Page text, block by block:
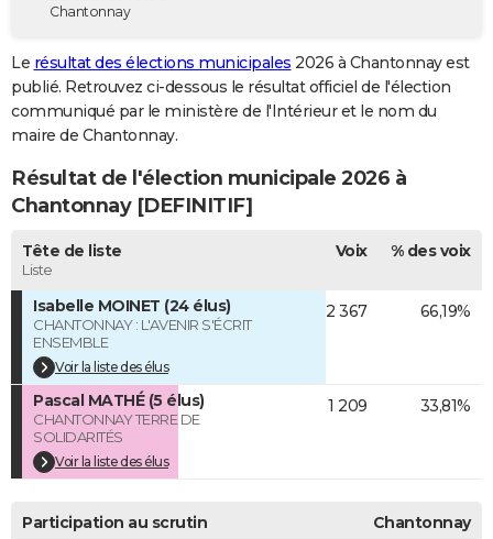
Destinations
City break
Voyage nature
Voyage de noces
Forum
GUIDES D'ACHAT
BONS PLANS
Carte de Noël
Carte Bonne année
Carte Saint-Valentin
Carte Pâques
Carte d'anniversaire
DICTIONNAIRE
Dictionnaire
Biographies
Citations
Expressions
Proverbes
PROGRAMME TV
COPAINS D'AVANT
S'inscrire
Se connecter
Lycées
Collèges
Primaires
Universités
Entreprises
Service militaire
Avis de recherche
AVIS DE DÉCÈS
FORUM
Bricolage
Lifestyle
Culture
Sport
Auto
Television
Voyage
Cinema
Chantonnay
Le résultat des élections municipales 2026 à Chantonnay est
publié. Retrouvez ci-dessous le résultat officiel de l'élection
communiqué par le ministère de l'Intérieur et le nom du
maire de Chantonnay.
Résultat de l'élection municipale 2026 à
Chantonnay [DEFINITIF]
Tête de liste
Liste
Voix % des voix
Isabelle MOINET (24 élus)
CHANTONNAY : L'AVENIR S'ÉCRIT
ENSEMBLE
Voir la liste des élus
2 367 66,19%
Pascal MATHÉ (5 élus)
CHANTONNAY TERRE DE
SOLIDARITÉS
Voir la liste des élus
1 209 33,81%
Participation au scrutin Chantonnay